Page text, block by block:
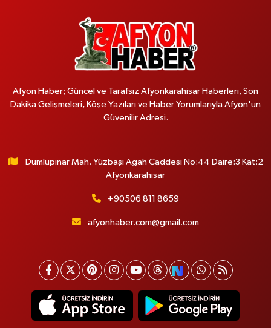
Afyon Haber; Güncel ve Tarafsız Afyonkarahisar Haberleri, Son
Dakika Gelişmeleri, Köşe Yazıları ve Haber Yorumlarıyla Afyon'un
Güvenilir Adresi.
Dumlupınar Mah. Yüzbaşı Agah Caddesi No:44 Daire:3 Kat:2
Afyonkarahisar
+90506 811 8659
afyonhaber.com@gmail.com